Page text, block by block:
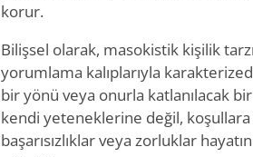
korur.
Bilişsel olarak, masokistik kişilik
yorumlama kalıplarıyla
bir yönü veya onurla katlanılacak
kendi yeteneklerine değil,
başarısızlıklar veya zorluklar